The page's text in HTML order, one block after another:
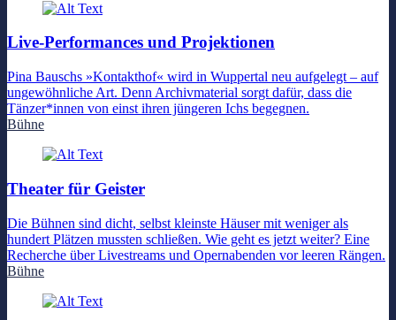
Live-Performances und Projektionen
Pina Bauschs »Kontakthof« wird in Wuppertal neu aufgelegt – auf
ungewöhnliche Art. Denn Archivmaterial sorgt dafür, dass die
Tänzer*innen von einst ihren jüngeren Ichs begegnen.
Bühne
Theater für Geister
Die Bühnen sind dicht, selbst kleinste Häuser mit weniger als
hundert Plätzen mussten schließen. Wie geht es jetzt weiter? Eine
Recherche über Livestreams und Opernabenden vor leeren Rängen.
Bühne